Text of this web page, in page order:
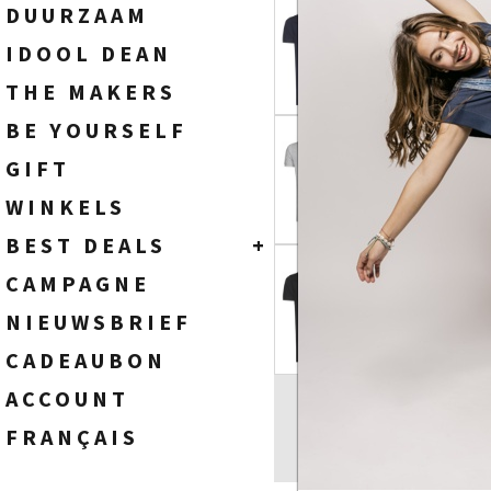
WIDE FIT - HIGH WAIST
FLARE FIT - HIGH WAIST
STRAIGHT FIT - HIGH WAIST
SLIM FIT - HIGH WAIST
SKINNY FIT - HIGH WAIST
SOKKEN
HEREN
DAMES
DUURZAAM
IDOOL DEAN
THE MAKERS
BE YOURSELF
GIFT
WINKELS
BEST DEALS
+
HEREN
DAMES
CAMPAGNE
NIEUWSBRIEF
CADEAUBON
ACCOUNT
FRANÇAIS